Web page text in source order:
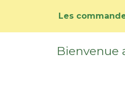
Les
Bienvenue